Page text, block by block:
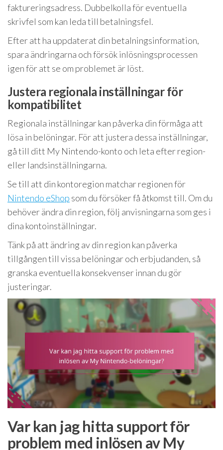
faktureringsadress. Dubbelkolla för eventuella
skrivfel som kan leda till betalningsfel.
Efter att ha uppdaterat din betalningsinformation,
spara ändringarna och försök inlösningsprocessen
igen för att se om problemet är löst.
Justera regionala inställningar för
kompatibilitet
Regionala inställningar kan påverka din förmåga att
lösa in belöningar. För att justera dessa inställningar,
gå till ditt My Nintendo-konto och leta efter region-
eller landsinställningarna.
Se till att din kontoregion matchar regionen för
Nintendo eShop som du försöker få åtkomst till. Om du
behöver ändra din region, följ anvisningarna som ges i
dina kontoinställningar.
Tänk på att ändring av din region kan påverka
tillgången till vissa belöningar och erbjudanden, så
granska eventuella konsekvenser innan du gör
justeringar.
Var kan jag hitta support för
problem med inlösen av My